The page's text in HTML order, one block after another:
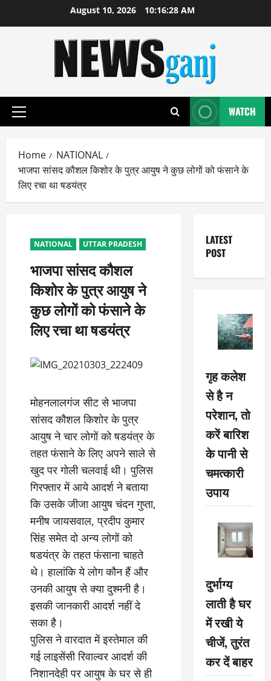
August 10, 2026 10:16:28 AM
Primary
WATCH
Home
NATIONAL
भाजपा सांसद कौशल किशोर के पुत्र आयुष ने कुछ लोगों को फंसाने के
लिए रचा था षडयंत्र
NATIONAL UTTAR PRADESH
भाजपा सांसद कौशल
किशोर के पुत्र आयुष ने
कुछ लोगों को फंसाने के
लिए रचा था षडयंत्र
मोहनलालगंज सीट से भाजपा
सांसद कौशल किशोर के पुत्र
आयुष ने चार लोगों को षडयंत्र के
तहत फंसाने के लिए अपने साले से
खुद पर गोली चलवाई थी। पुलिस
गिरफ्तार में आये आदर्श ने बताया
कि उसके जीजा आयुष चंदन गुप्ता,
मनीष जायसवाल, प्रदीप कुमार
सिंह समेत दो अन्य लोगों को
षडयंत्र के तहत फंसाना चाहते
थे। हालांकि ये लोग कौन हैं और
उनकी आयुष से क्या दुश्मनी है।
इसकी जानकारी आदर्श नहीं दे
सका है।
पुलिस ने वारदात में इस्तेमाल की
गई लाइसेंसी रिवाल्वर आदर्श की
निशानदेही पर आयुष के घर से ही
LATEST
POST
गृह कलेश
से है न
परेशान, तो
करें बारिश
के पानी से
चमत्कारी
उपाय
दुर्भाग्य
लाती है घर
में रखी ये
चीजें, तुरंत
कर दें बाहर